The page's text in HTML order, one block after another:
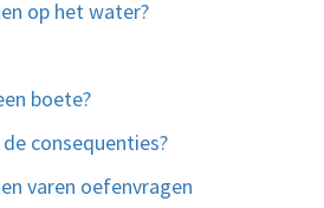
op het water?
boete?
consequenties?
varen oefenvragen